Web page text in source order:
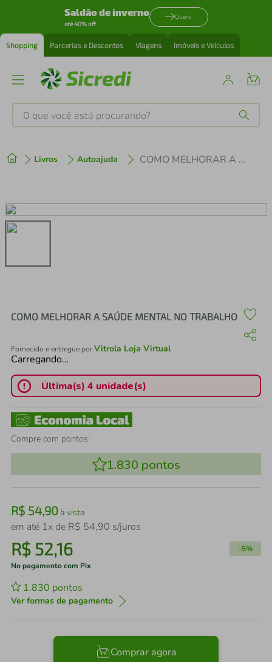
Saldão de inverno
até 40% off
Quero
Shopping Parcerias e Descontos Viagens Imóveis e Veículos
O que você está procurando?
Livros Autoajuda COMO MELHORAR A SAÚDE MENTAL NO TRABALHO
COMO MELHORAR A SAÚDE MENTAL NO TRABALHO
Fornecido e entregue porVitrola Loja Virtual
Carregando…
Última(s) 4 unidade(s)
Compre com pontos:
1.830 pontos
R$ 54,90à vista
em até 1x de R$ 54,90 s/juros
R$ 52,16 -5%
No pagamento com Pix
1.830 pontos
Ver formas de pagamento
Comprar agora
2º cafeteira